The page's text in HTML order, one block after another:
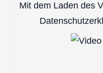
Mit dem Laden des